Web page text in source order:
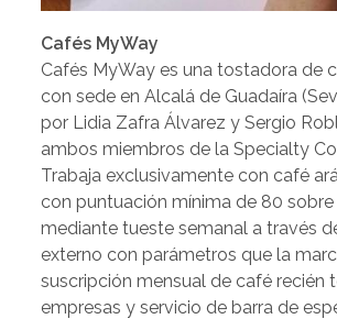
Cafés MyWay
Cafés MyWay es una tostadora de
con sede en Alcalá de Guadaíra
por Lidia Zafra Álvarez y Sergio
ambos miembros de la Specialty
Trabaja exclusivamente con café
con puntuación mínima de 80 sobre
mediante tueste semanal a través
externo con parámetros que la
suscripción mensual de café recién
empresas y servicio de barra de